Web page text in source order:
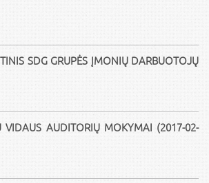
SDG GRUPĖS ĮMONIŲ DARBUOTOJŲ
VIDAUS AUDITORIŲ MOKYMAI (2017-02-